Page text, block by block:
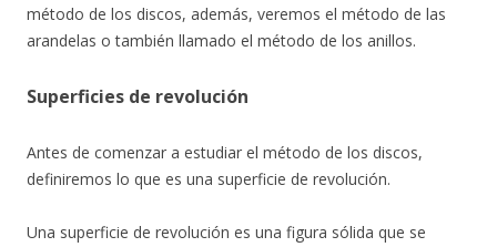
método de los discos, además, veremos el método de las
arandelas o también llamado el método de los anillos.
Superficies de revolución
Antes de comenzar a estudiar el método de los discos,
definiremos lo que es una superficie de revolución.
Una superficie de revolución es una figura sólida que se